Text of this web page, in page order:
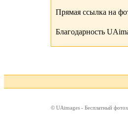
Прямая ссылка на
Благодарность
© UAimages - Бесплатный